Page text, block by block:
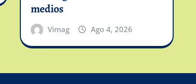
medios
Vimag Ago 4, 2026